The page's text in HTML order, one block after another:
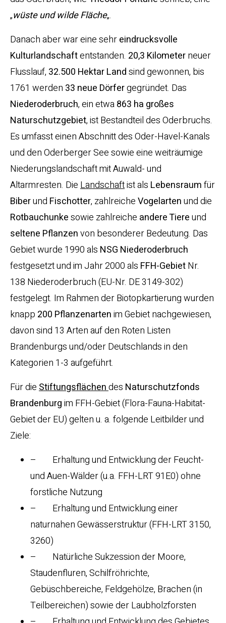
„wüste und wilde Fläche„.
Danach aber war eine sehreindrucksvolle
Kulturlandschaftentstanden. 20,3 Kilometerneuer
Flusslauf, 32.500 Hektar Landsind gewonnen, bis
1761 werden 33 neue Dörfergegründet. Das
Niederoderbruch, ein etwa863 ha großes
Naturschutzgebiet, ist Bestandteil des Oderbruchs.
Es umfasst einen Abschnitt des Oder-Havel-Kanals
und den Oderberger See sowie eine weiträumige
Niederungslandschaft mit Auwald- und
Altarmresten. DieLandschaftist als Lebensraumfür
Biberund Fischotter, zahlreicheVogelartenund die
Rotbauchunkesowie zahlreiche andere Tiereund
seltene Pflanzenvon besonderer Bedeutung. Das
Gebiet wurde 1990 als NSG Niederoderbruch
festgesetzt und im Jahr 2000 als FFH-GebietNr.
138 Niederoderbruch (EU-Nr. DE 3149-302)
festgelegt. Im Rahmen der Biotopkartierung wurden
knapp 200 Pflanzenartenim Gebiet nachgewiesen,
davon sind 13 Arten auf den Roten Listen
Brandenburgs und/oder Deutschlands in den
Kategorien 1-3 aufgeführt.
Für dieStiftungsflächendes Naturschutzfonds
Brandenburgim FFH-Gebiet (Flora-Fauna-Habitat-
Gebiet der EU) gelten u. a. folgende Leitbilder und
Ziele:
– Erhaltung und Entwicklung der Feucht-
und Auen-Wälder (u.a. FFH-LRT 91E0) ohne
forstliche Nutzung
– Erhaltung und Entwicklung einer
naturnahen Gewässerstruktur (FFH-LRT 3150,
3260)
– Natürliche Sukzession der Moore,
Staudenfluren, Schilfröhrichte,
Gebüschbereiche, Feldgehölze, Brachen (in
Teilbereichen) sowie der Laubholzforsten